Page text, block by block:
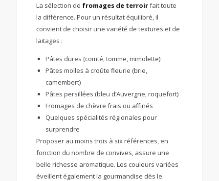
La sélection de fromages de terroirfait toute
la différence. Pour un résultat équilibré, il
convient de choisir une variété de textures et de
laitages :
Pâtes dures (comté, tomme, mimolette)
Pâtes molles à croûte fleurie (brie,
camembert)
Pâtes persillées (bleu d’Auvergne, roquefort)
Fromages de chèvre frais ou affinés
Quelques spécialités régionales pour
surprendre
Proposer au moins trois à six références, en
fonction du nombre de convives, assure une
belle richesse aromatique. Les couleurs variées
éveillent également la gourmandise dès le